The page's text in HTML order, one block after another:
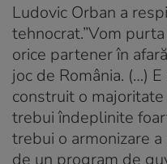
Ludovic Orban a
tehnocrat.”Vom
orice partener în
joc de România. (…)
construit o
trebui îndeplinite
trebui o armonizare
de un program de